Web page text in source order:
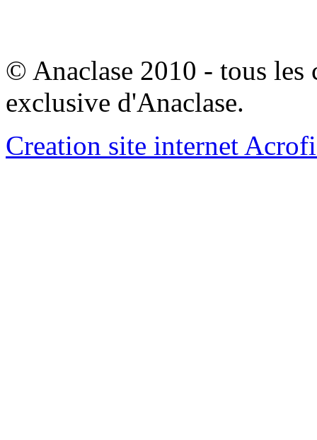
© Anaclase 2010 - tous les
exclusive d'Anaclase.
Creation site internet